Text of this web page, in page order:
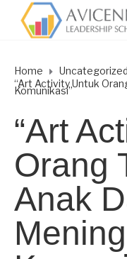
Home
Uncategorized
“Art Activity Untuk
Komunikasi”
“Art
Orang
Anak